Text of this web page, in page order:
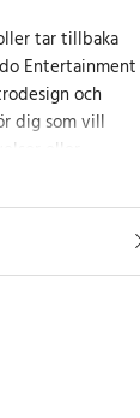
tar tillbaka
Entertainment
och
dig som vill
eller
direkt utan